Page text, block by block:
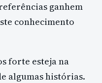
ganhem
conhecimento
forte esteja na
algumas histórias.